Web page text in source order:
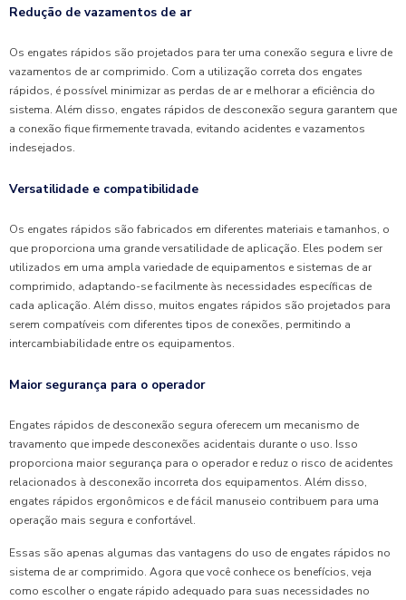
Redução de vazamentos de ar
Os engates rápidos são projetados para ter uma conexão segura e livre de
vazamentos de ar comprimido. Com a utilização correta dos engates
rápidos, é possível minimizar as perdas de ar e melhorar a eficiência do
sistema. Além disso, engates rápidos de desconexão segura garantem que
a conexão fique firmemente travada, evitando acidentes e vazamentos
indesejados.
Versatilidade e compatibilidade
Os engates rápidos são fabricados em diferentes materiais e tamanhos, o
que proporciona uma grande versatilidade de aplicação. Eles podem ser
utilizados em uma ampla variedade de equipamentos e sistemas de ar
comprimido, adaptando-se facilmente às necessidades específicas de
cada aplicação. Além disso, muitos engates rápidos são projetados para
serem compatíveis com diferentes tipos de conexões, permitindo a
intercambiabilidade entre os equipamentos.
Maior segurança para o operador
Engates rápidos de desconexão segura oferecem um mecanismo de
travamento que impede desconexões acidentais durante o uso. Isso
proporciona maior segurança para o operador e reduz o risco de acidentes
relacionados à desconexão incorreta dos equipamentos. Além disso,
engates rápidos ergonômicos e de fácil manuseio contribuem para uma
operação mais segura e confortável.
Essas são apenas algumas das vantagens do uso de engates rápidos no
sistema de ar comprimido. Agora que você conhece os benefícios, veja
como escolher o engate rápido adequado para suas necessidades no